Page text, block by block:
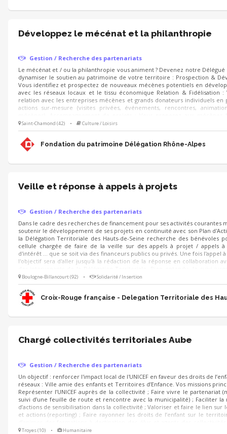
Développez le mécénat et la philanthropie
Gestion / Recherche des partenariats
Le mécénat et / ou la philanthropie vous animent ? Devenez notre
dynamiser le soutien au patrimoine de votre territoire : Prospection &
Vous identifiez et prospectez de nouveaux mécènes potentiels en
avec les réseaux locaux et le tissu économique Relation & Fidélisation :
relation avec les entreprises mécènes et grands donateurs individuels en
actions sur-mesure (visites privées, événements, rencontres,
sauvegarde du patrimoine à soutenir et déployez les campagnes d'appels
Noël).
Saint-Chamond (42) • Culture / Loisirs
Fondation du patrimoine Délégation Rhône-Alpes
Veille et réponse à appels à projets
Gestion / Recherche des partenariats
Dans le cadre des recherches de financement pour ses activités courantes
soutenir le développement de ses projets en continuité avec son Plan
la Délégation Territoriale des Hauts-de-Seine recherche des bénévoles
cellule chargée de faire de la veille sur des appels à projet / appels à
d'intérêt ... que se soit via des financeurs publics ou privés. Une fois l'appel
l'objectif sera d'aller jusqu'à la rédaction de la réponse en collaboration
oeuvre opérationnelle est possible !
Boulogne-Billancourt (92) • Solidarité / Insertion
Croix-Rouge française - Delegation Territoriale des
Chargé collectivités territoriales Aube
Gestion / Recherche des partenariats
Un objectif : renforcer l'impact local de l'UNICEF en faveur des droits de
réseaux : Ville amie des enfants et Territoires d’Enfance. Vos missions
Représenter l’UNICEF auprès de la collectivité ; Faire vivre le partenariat
suivi d’une feuille de route et rencontre avec la municipalité) ; Faciliter la
d’actions de sensibilisation dans la collectivité ; Valoriser et faire le lien sur
et actions (reporting) ; Faire rayonner les droits de l’enfant sur le
prise en main des projets UNICEF.
Troyes (10) • Humanitaire